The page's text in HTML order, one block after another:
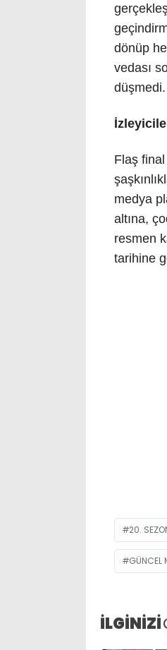
dönüp
vedası
düşmedi.
Flaş final
medya
altına,
resmen
tarihine
20.
GÜNCEL
İLGİNİZİ